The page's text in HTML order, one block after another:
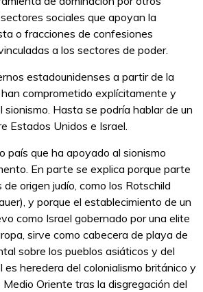
sociales que apoyan la
o fracciones de confesiones
a los sectores de poder.
estadounidenses a partir de la
comprometido explícitamente y
Hasta se podría hablar de un
Estados Unidos e Israel.
país que ha apoyado al sionismo
En parte se explica porque parte
origen judío, como los Rotschild
y porque el establecimiento de un
como Israel gobernado por una elite
sirve como cabecera de playa de
sobre los pueblos asiáticos y del
es heredera del colonialismo británico y
Oriente tras la disgregación del